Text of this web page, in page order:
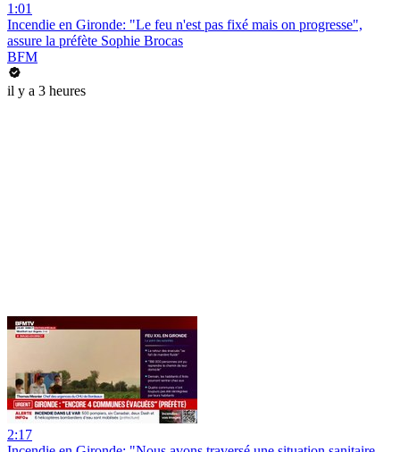
1:01
Incendie en Gironde: "Le feu n'est pas fixé mais on progresse",
assure la préfète Sophie Brocas
BFM
il y a 3 heures
2:17